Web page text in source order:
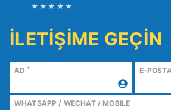
İLETİŞİME GEÇİN
AD * E-
WHATSAPP / WECHAT / MOBILE